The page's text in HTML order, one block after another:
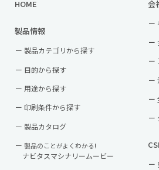
HOME
製品情報
製品カテゴリから探す
目的から探す
用途から探す
印刷条件から探す
製品カタログ
製品のことがよくわかる!
ナビタスマシナリームービー
会